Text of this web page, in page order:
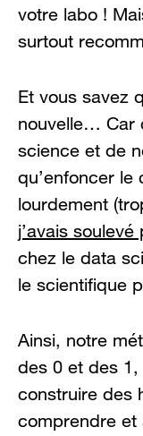
votre labo !
surtout
Et vous savez
nouvelle… Car
science et de
qu’enfoncer le
lourdement
j’avais
chez le data
le scientifique
Ainsi, notre
des 0 et des
construire des
comprendre et